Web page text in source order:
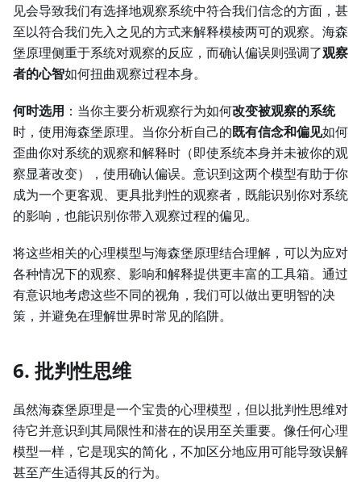
见会导致我们有选择地观察系统中符合我们信念的方面，甚
至以符合我们先入之见的方式来解释模棱两可的观察。海森
堡原理侧重于系统对观察的反应，而确认偏误则强调了观察
者的心智如何扭曲观察过程本身。
何时选用 ：当你主要分析观察行为如何改变被观察的系统
时，使用海森堡原理。当你分析自己的既有信念和偏见如何
歪曲你对系统的观察和解释时（即使系统本身并未被你的观
察显著改变），使用确认偏误。意识到这两个模型有助于你
成为一个更客观、更具批判性的观察者，既能识别你对系统
的影响，也能识别你带入观察过程的偏见。
将这些相关的心理模型与海森堡原理结合理解，可以为应对
各种情况下的观察、影响和解释提供更丰富的工具箱。通过
有意识地考虑这些不同的视角，我们可以做出更明智的决
策，并避免在理解世界时常见的陷阱。
6. 批判性思维
虽然海森堡原理是一个宝贵的心理模型，但以批判性思维对
待它并意识到其局限性和潜在的误用至关重要。像任何心理
模型一样，它是现实的简化，不加区分地应用可能导致误解
甚至产生适得其反的行为。